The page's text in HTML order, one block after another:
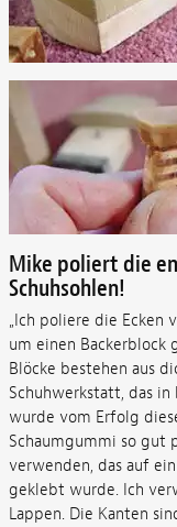
Mike poliert die
Schuhsohlen!
„Ich poliere die Ecken
um einen Backerblock
Blöcke bestehen aus
Schuhwerkstatt, das
wurde vom Erfolg
Schaumgummi so gut
verwenden, das auf
geklebt wurde. Ich
Lappen. Die Kanten